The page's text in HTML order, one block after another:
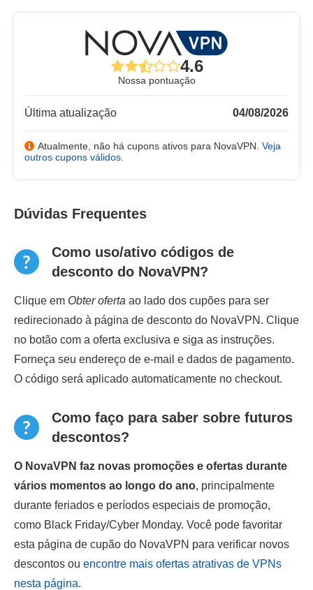
4.6
Nossa pontuação
Última atualização 04/08/2026
Atualmente, não há cupons ativos para NovaVPN. Veja
outros cupons válidos
Dúvidas Frequentes
Como uso/ativo códigos de
desconto do NovaVPN?
Clique em Obter oferta ao lado dos cupões para ser
redirecionado à página de desconto do NovaVPN. Clique
no botão com a oferta exclusiva e siga as instruções.
Forneça seu endereço de e-mail e dados de pagamento.
O código será aplicado automaticamente no checkout.
Como faço para saber sobre futuros
descontos?
O NovaVPN faz novas promoções e ofertas durante
vários momentos ao longo do ano, principalmente
durante feriados e períodos especiais de promoção,
como Black Friday/Cyber Monday. Você pode favoritar
esta página de cupão do NovaVPN para verificar novos
descontos ou encontre mais ofertas atrativas de VPNs
nesta página.